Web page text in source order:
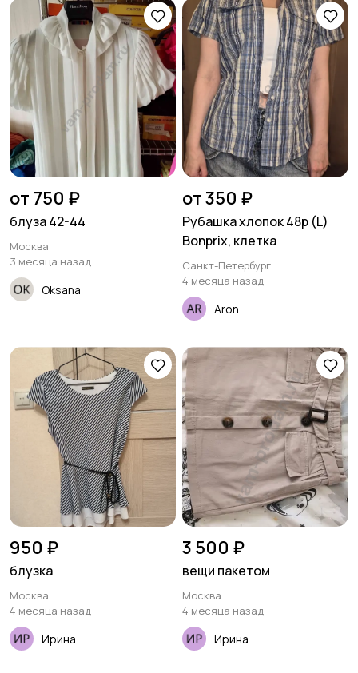
от 750 ₽
блуза 42-44
Москва
3 месяца назад
Oksana
от 350 ₽
Рубашка хлопок 48р (L)
Bonprix, клетка
Санкт-Петербург
4 месяца назад
Aron
950 ₽
блузка
Москва
4 месяца назад
Ирина
3 500 ₽
вещи пакетом
Москва
4 месяца назад
Ирина